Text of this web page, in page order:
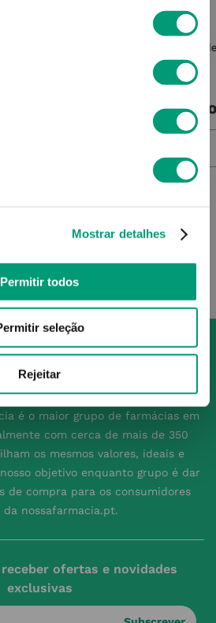
Mostrar detalhes
Permitir todos
seleção
Rejeitar
é o maior grupo de farmácias em
com cerca de mais de 350
os mesmos valores, ideais e
objetivo enquanto grupo é dar
de compra para os consumidores
da nossafarmacia.pt.
ofertas e novidades
exclusivas